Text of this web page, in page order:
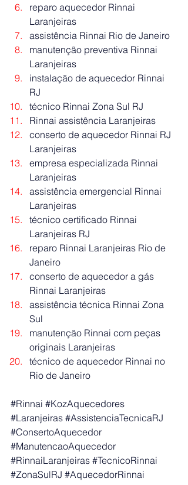
reparo aquecedor Rinnai
Laranjeiras
assistência Rinnai Rio de Janeiro
manutenção preventiva Rinnai
Laranjeiras
instalação de aquecedor Rinnai
RJ
técnico Rinnai Zona Sul RJ
Rinnai assistência Laranjeiras
conserto de aquecedor Rinnai RJ
Laranjeiras
empresa especializada Rinnai
Laranjeiras
assistência emergencial Rinnai
Laranjeiras
técnico certificado Rinnai
Laranjeiras RJ
reparo Rinnai Laranjeiras Rio de
Janeiro
conserto de aquecedor a gás
Rinnai Laranjeiras
assistência técnica Rinnai Zona
Sul
manutenção Rinnai com peças
originais Laranjeiras
técnico de aquecedor Rinnai no
Rio de Janeiro
#Rinnai #KozAquecedores
#Laranjeiras #AssistenciaTecnicaRJ
#ConsertoAquecedor
#ManutencaoAquecedor
#RinnaiLaranjeiras #TecnicoRinnai
#ZonaSulRJ #AquecedorRinnai